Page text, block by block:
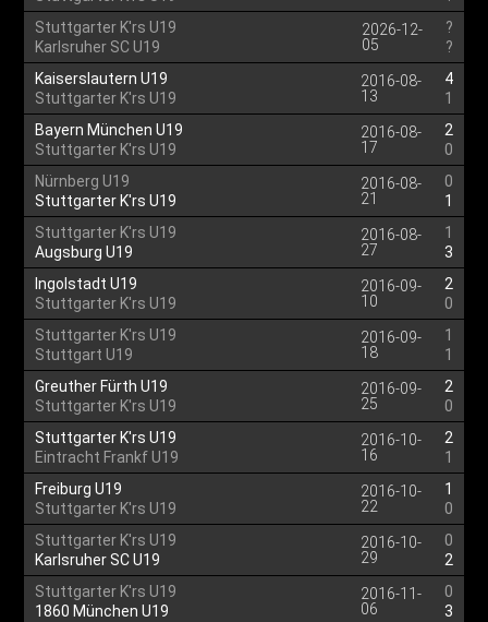
Stuttgarter K'rs U19
Karlsruher SC U19
2026-12-
05
?
?
Kaiserslautern U19
Stuttgarter K'rs U19
2016-08-
13
4
1
Bayern München U19
Stuttgarter K'rs U19
2016-08-
17
2
0
Nürnberg U19
Stuttgarter K'rs U19
2016-08-
21
0
1
Stuttgarter K'rs U19
Augsburg U19
2016-08-
27
1
3
Ingolstadt U19
Stuttgarter K'rs U19
2016-09-
10
2
0
Stuttgarter K'rs U19
Stuttgart U19
2016-09-
18
1
1
Greuther Fürth U19
Stuttgarter K'rs U19
2016-09-
25
2
0
Stuttgarter K'rs U19
Eintracht Frankf U19
2016-10-
16
2
1
Freiburg U19
Stuttgarter K'rs U19
2016-10-
22
1
0
Stuttgarter K'rs U19
Karlsruher SC U19
2016-10-
29
0
2
Stuttgarter K'rs U19
1860 München U19
2016-11-
06
0
3